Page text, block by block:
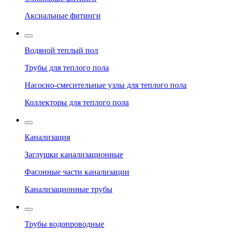
Аксиальные фитинги
Водяной теплый пол
Трубы для теплого пола
Насосно-смесительные узлы для теплого пола
Коллекторы для теплого пола
Канализация
Заглушки канализационные
Фасонные части канализации
Канализационные трубы
Трубы водопроводные